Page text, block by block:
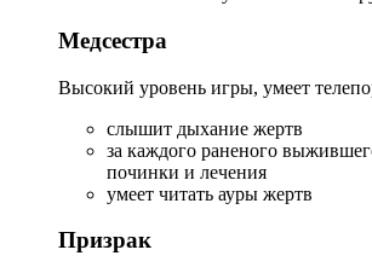
Медсестра
Высокий уровень игры, умеет
слышит дыхание жертв
за каждого раненого
починки и лечения
умеет читать ауры жертв
Призрак